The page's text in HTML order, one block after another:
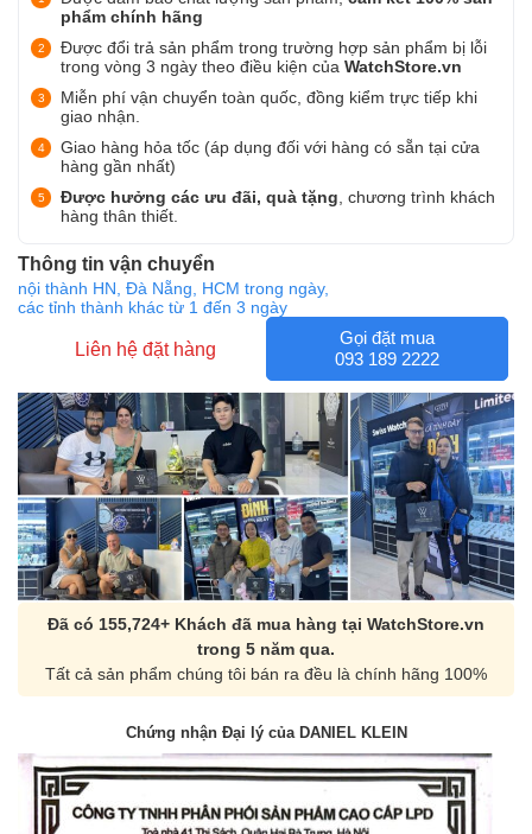
phẩm chính hãng
Được đổi trả sản phẩm trong trường hợp sản phẩm bị lỗi
trong vòng 3 ngày theo điều kiện của WatchStore.vn
Miễn phí vận chuyển toàn quốc, đồng kiểm trực tiếp khi
giao nhận.
Giao hàng hỏa tốc (áp dụng đối với hàng có sẵn tại cửa
hàng gần nhất)
Được hưởng các ưu đãi, quà tặng , chương trình khách
hàng thân thiết.
Thông tin vận chuyển
nội thành HN, Đà Nẵng, HCM trong ngày,
các tỉnh thành khác từ 1 đến 3 ngày
Liên hệ đặt hàng
Gọi đặt mua
093 189 2222
Đã có 155,724+ Khách đã mua hàng tại WatchStore.vn
trong 5 năm qua.
Tất cả sản phẩm chúng tôi bán ra đều là chính hãng 100%
Chứng nhận Đại lý của DANIEL KLEIN